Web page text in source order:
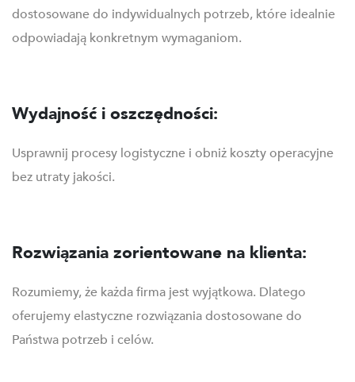
dostosowane do indywidualnych potrzeb, które idealnie
odpowiadają konkretnym wymaganiom.
Wydajność i oszczędności:
Usprawnij procesy logistyczne i obniż koszty operacyjne
bez utraty jakości.
Rozwiązania zorientowane na klienta:
Rozumiemy, że każda firma jest wyjątkowa. Dlatego
oferujemy elastyczne rozwiązania dostosowane do
Państwa potrzeb i celów.